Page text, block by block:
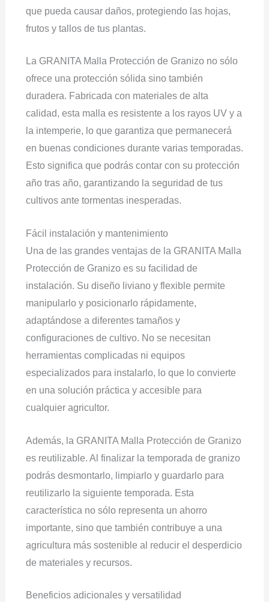
que pueda causar daños, protegiendo las hojas,
frutos y tallos de tus plantas.
La GRANITA Malla Protección de Granizo no sólo
ofrece una protección sólida sino también
duradera. Fabricada con materiales de alta
calidad, esta malla es resistente a los rayos UV y a
la intemperie, lo que garantiza que permanecerá
en buenas condiciones durante varias temporadas.
Esto significa que podrás contar con su protección
año tras año, garantizando la seguridad de tus
cultivos ante tormentas inesperadas.
Fácil instalación y mantenimiento
Una de las grandes ventajas de la GRANITA Malla
Protección de Granizo es su facilidad de
instalación. Su diseño liviano y flexible permite
manipularlo y posicionarlo rápidamente,
adaptándose a diferentes tamaños y
configuraciones de cultivo. No se necesitan
herramientas complicadas ni equipos
especializados para instalarlo, lo que lo convierte
en una solución práctica y accesible para
cualquier agricultor.
Además, la GRANITA Malla Protección de Granizo
es reutilizable. Al finalizar la temporada de granizo
podrás desmontarlo, limpiarlo y guardarlo para
reutilizarlo la siguiente temporada. Esta
característica no sólo representa un ahorro
importante, sino que también contribuye a una
agricultura más sostenible al reducir el desperdicio
de materiales y recursos.
Beneficios adicionales y versatilidad